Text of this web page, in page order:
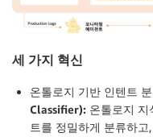
세 가지 혁신
온톨로지 기반 인텐트
Classifier): 온톨로지 지
트를 정밀하게 분류하